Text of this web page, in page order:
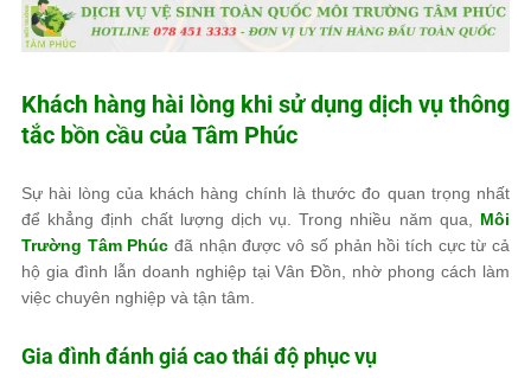
Khách hàng hài lòng khi sử dụng dịch vụ thông
tắc bồn cầu của Tâm Phúc
Sự hài lòng của khách hàng chính là thước đo quan trọng nhất
để khẳng định chất lượng dịch vụ. Trong nhiều năm qua, Môi
Trường Tâm Phúc đã nhận được vô số phản hồi tích cực từ cả
hộ gia đình lẫn doanh nghiệp tại Vân Đồn, nhờ phong cách làm
việc chuyên nghiệp và tận tâm.
Gia đình đánh giá cao thái độ phục vụ